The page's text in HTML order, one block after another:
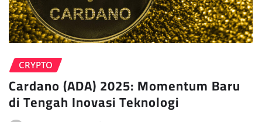
CRYPTO
Cardano (ADA) 2025: Momentum Baru
di Tengah Inovasi Teknologi